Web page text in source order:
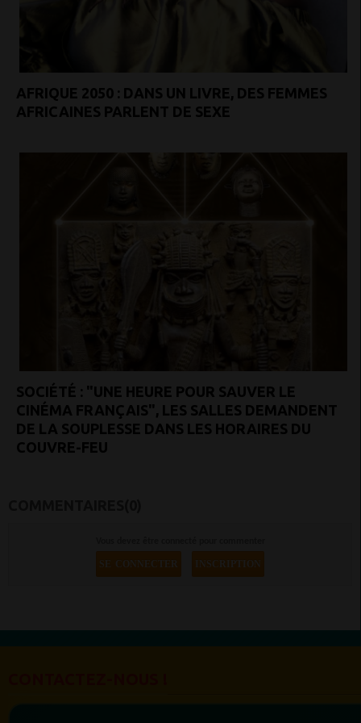
AFRIQUE 2050 : DANS UN LIVRE, DES FEMMES
AFRICAINES PARLENT DE SEXE
SOCIÉTÉ : "UNE HEURE POUR SAUVER LE
CINÉMA FRANÇAIS", LES SALLES DEMANDENT
DE LA SOUPLESSE DANS LES HORAIRES DU
COUVRE-FEU
SE CONNECTER INSCRIPTION